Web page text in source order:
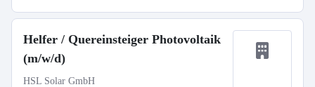
Helfer / Quereinsteiger Photovoltaik
(m/w/d)
HSL Solar GmbH